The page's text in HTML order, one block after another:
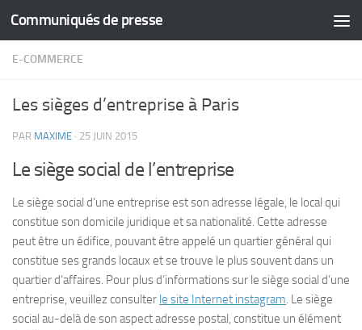
Skip to content
Communiqués de presse
E-COMMERCE
Les sièges d’entreprise à Paris
PAR MAXIME · 25 JUIN 2015
Le siège social de l’entreprise
Le siège social d’une entreprise est son adresse légale, le local qui
constitue son domicile juridique et sa nationalité. Cette adresse
peut être un édifice, pouvant être appelé un quartier général qui
constitue ses grands locaux et se trouve le plus souvent dans un
quartier d’affaires. Pour plus d’informations sur le siège social d’une
entreprise, veuillez consulter le site Internet instagram. Le siège
social au-delà de son aspect adresse postal, constitue un élément